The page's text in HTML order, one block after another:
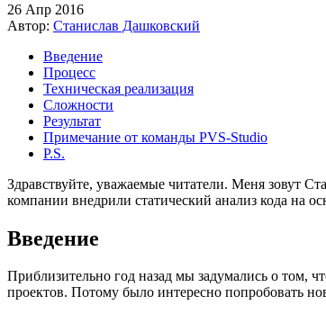
26 Апр 2016
Автор: Станислав Дашковский
Введение
Процесс
Техническая реализация
Сложности
Результат
Примечание от команды PVS-Studio
P.S.
Здравствуйте, уважаемые читатели. Меня зовут
компании внедрили статический анализ кода на
Введение
Приблизительно год назад мы задумались о том,
проектов. Потому было интересно попробовать